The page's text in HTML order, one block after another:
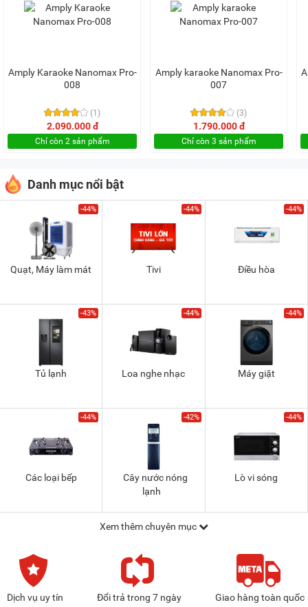
Amply Karaoke Nanomax Pro-
008
(1)
2.090.000 đ
Chỉ còn 2 sản phẩm
Amply karaoke Nanomax Pro-
007
(3)
1.790.000 đ
Chỉ còn 3 sản phẩm
Danh mục nổi bật
-44%
Quạt, Máy làm mát
-44%
Tivi
-44%
Điều hòa
-43%
Tủ lạnh
-44%
Loa nghe nhạc
-44%
Máy giặt
-44%
Các loại bếp
-42%
Cây nước nóng
lạnh
-44%
Lò vi sóng
Xem thêm chuyên mục
Dịch vụ uy tín Đổi trả trong 7 ngày Giao hàng toàn quốc